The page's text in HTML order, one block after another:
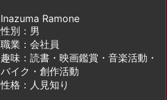
Inazuma Ramone
性別：男
職業：会社員
趣味：読書・映画鑑賞・音楽活動・
バイク・創作活動
性格：人見知り